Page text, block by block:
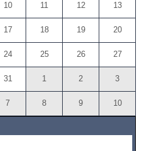
10 11 12 13
17 18 19 20
24 25 26 27
31 1 2 3
7 8 9 10